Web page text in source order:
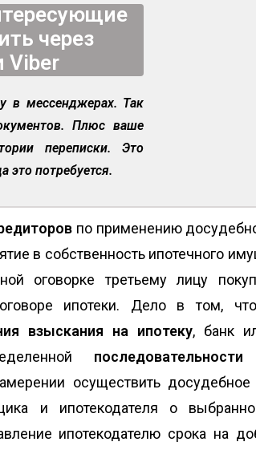
через
Viber
в мессенджерах. Так
Плюс ваше
переписки. Это
это потребуется.
по применению
в собственность ипотечного
оговорке третьему лицу
ипотеки. Дело в том,
взыскания на ипотеку, банк
осуществить
и ипотекодателя о
ипотекодателю срока на